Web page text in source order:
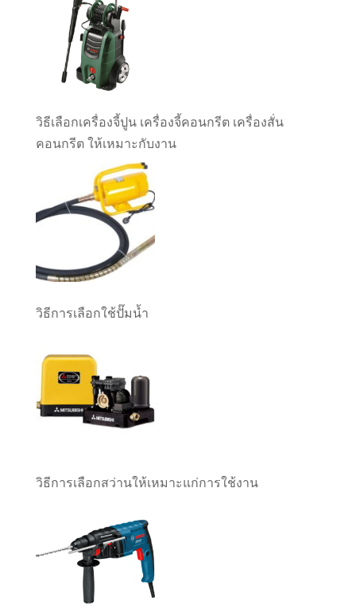
วิธีเลือกเครื่องจี้ปูน เครื่องจี้คอนกรีต เครื่องสั่น
คอนกรีต ให้เหมาะกับงาน
วิธีการเลือกใช้ปั๊มน้ำ
วิธีการเลือกสว่านให้เหมาะแก่การใช้งาน